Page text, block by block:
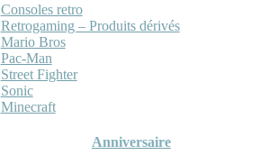
Consoles retro
Retrogaming – Produits dérivés
Mario Bros
Pac-Man
Street Fighter
Sonic
Minecraft
Anniversaire